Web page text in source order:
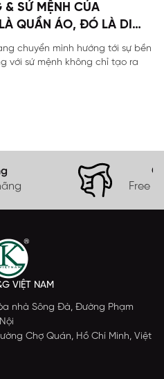
& SỨ MỆNH CỦA
QUẦN ÁO, ĐÓ LÀ DI
chuyển mình hướng tới sự bền
với sứ mệnh không chỉ tạo ra
Free
VIỆT NAM
nhà Sông Đà, Đường Phạm
Chợ Quán, Hồ Chí Minh, Việt